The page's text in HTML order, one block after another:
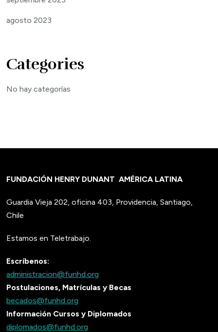
agosto 2023
Categories
No hay categorías
FUNDACIÓN HENRY DUNANTAMÉRICA LATINA
Guardia Vieja 202, oficina 403, Providencia, Santiago,
Chile
Estamos en Teletrabajo.
Escríbenos:
administracion@funhd.org
Postulaciones, Matrículas y Becas
becados@funhd.org
Información Cursos y Diplomados
diplomados@funhd.org